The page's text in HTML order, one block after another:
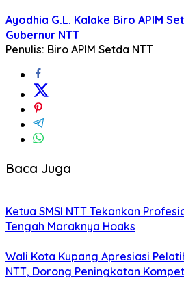
Ayodhia G.L. Kalake Biro APIM
Gubernur NTT
Penulis: Biro APIM Setda NTT
Baca Juga
Ketua SMSI NTT Tekankan
Tengah Maraknya Hoaks
Wali Kota Kupang Apresiasi
NTT, Dorong Peningkatan